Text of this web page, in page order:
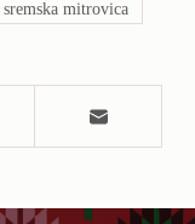
sremska mitrovica